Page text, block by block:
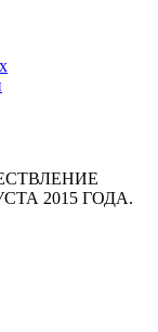
2015 ГОДА.